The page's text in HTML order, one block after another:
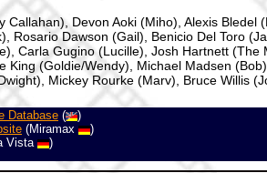
Callahan), Devon Aoki (Miho), Alexis Bledel
Rosario Dawson (Gail), Benicio Del Toro
Carla Gugino (Lucille), Josh Hartnett (The
King (Goldie/Wendy), Michael Madsen
Mickey Rourke (Marv), Bruce Willis
Database (
)
(Miramax
)
Vista )